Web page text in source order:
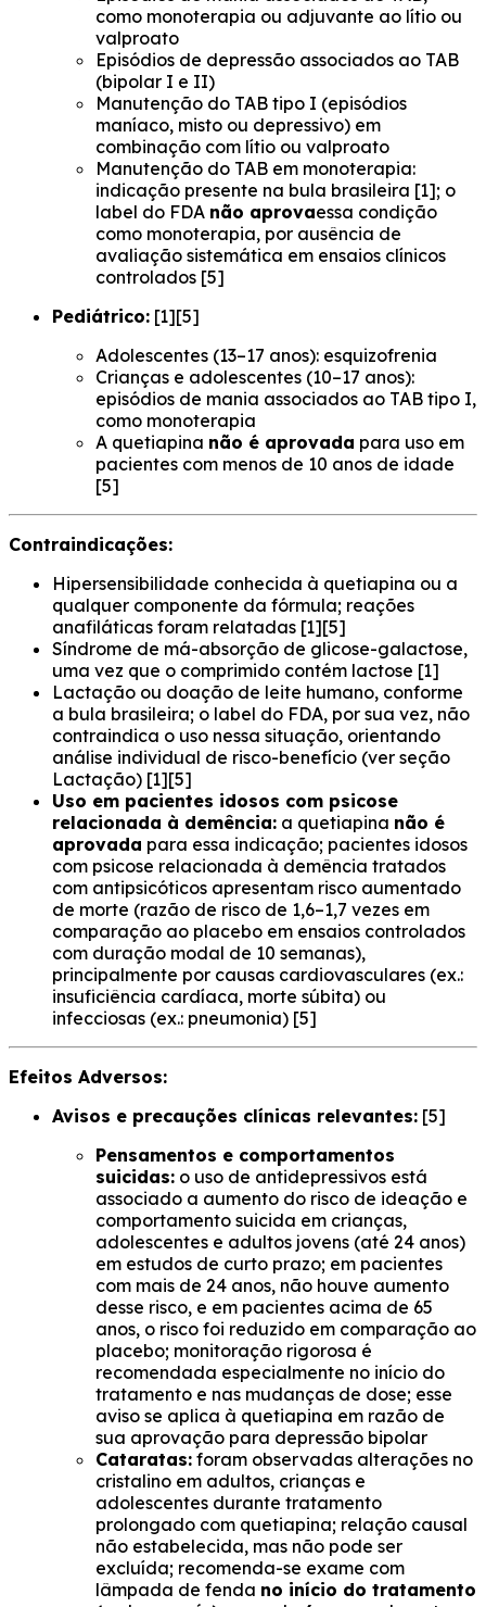
como monoterapia ou adjuvante ao lítio ou
valproato
Episódios de depressão associados ao TAB
(bipolar I e II)
Manutenção do TAB tipo I (episódios
maníaco, misto ou depressivo) em
combinação com lítio ou valproato
Manutenção do TAB em monoterapia:
indicação presente na bula brasileira [1]; o
label do FDA não aprovaessa condição
como monoterapia, por ausência de
avaliação sistemática em ensaios clínicos
controlados [5]
Pediátrico: [1][5]
Adolescentes (13–17 anos): esquizofrenia
Crianças e adolescentes (10–17 anos):
episódios de mania associados ao TAB tipo I,
como monoterapia
A quetiapina não é aprovada para uso em
pacientes com menos de 10 anos de idade
[5]
Contraindicações:
Hipersensibilidade conhecida à quetiapina ou a
qualquer componente da fórmula; reações
anafiláticas foram relatadas [1][5]
Síndrome de má-absorção de glicose-galactose,
uma vez que o comprimido contém lactose [1]
Lactação ou doação de leite humano, conforme
a bula brasileira; o label do FDA, por sua vez, não
contraindica o uso nessa situação, orientando
análise individual de risco-benefício (ver seção
Lactação) [1][5]
Uso em pacientes idosos com psicose
relacionada à demência: a quetiapina não é
aprovada para essa indicação; pacientes idosos
com psicose relacionada à demência tratados
com antipsicóticos apresentam risco aumentado
de morte (razão de risco de 1,6–1,7 vezes em
comparação ao placebo em ensaios controlados
com duração modal de 10 semanas),
principalmente por causas cardiovasculares (ex.:
insuficiência cardíaca, morte súbita) ou
infecciosas (ex.: pneumonia) [5]
Efeitos Adversos:
Avisos e precauções clínicas relevantes: [5]
Pensamentos e comportamentos
suicidas: o uso de antidepressivos está
associado a aumento do risco de ideação e
comportamento suicida em crianças,
adolescentes e adultos jovens (até 24 anos)
em estudos de curto prazo; em pacientes
com mais de 24 anos, não houve aumento
desse risco, e em pacientes acima de 65
anos, o risco foi reduzido em comparação ao
placebo; monitoração rigorosa é
recomendada especialmente no início do
tratamento e nas mudanças de dose; esse
aviso se aplica à quetiapina em razão de
sua aprovação para depressão bipolar
Cataratas: foram observadas alterações no
cristalino em adultos, crianças e
adolescentes durante tratamento
prolongado com quetiapina; relação causal
não estabelecida, mas não pode ser
excluída; recomenda-se exame com
lâmpada de fenda no início do tratamento